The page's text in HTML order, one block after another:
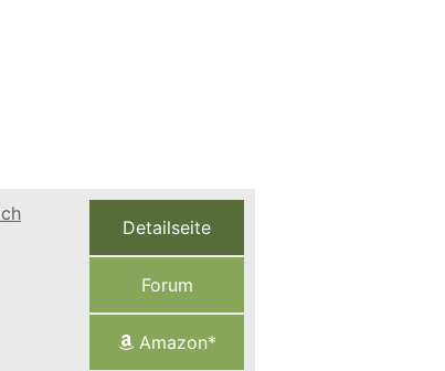
Detailseite
Forum
Amazon*